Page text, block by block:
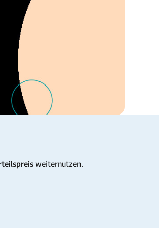
weiternutzen.